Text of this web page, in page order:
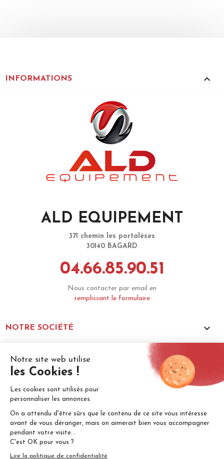
INFORMATIONS keyboard_arrow_up
ALD EQUIPEMENT
371 chemin les portalèses
30140 BAGARD
04.66.85.90.51
Nous contacter par email en
remplissant le formulaire
NOTRE SOCIÉTÉ 
VOTRE COMPTE
© 2026 - Tous droits réservés ALD Equipement -
légales-Site réalisé par DVI Production